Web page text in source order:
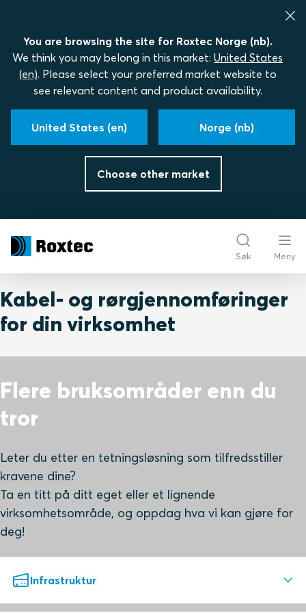
You are browsing the site for Roxtec Norge (nb).
We think you may belong in this market: United States
(en). Please select your preferred market website to
see relevant content and product availability.
United States (en) Norge (nb)
Choose other market
Søk Meny
Kabel- og rørgjennomføringer
for din virksomhet
Flere bruksområder enn du
tror
Leter du etter en tetningsløsning som tilfredsstiller
kravene dine?
Ta en titt på ditt eget eller et lignende
virksomhetsområde, og oppdag hva vi kan gjøre for
deg!
Infrastruktur